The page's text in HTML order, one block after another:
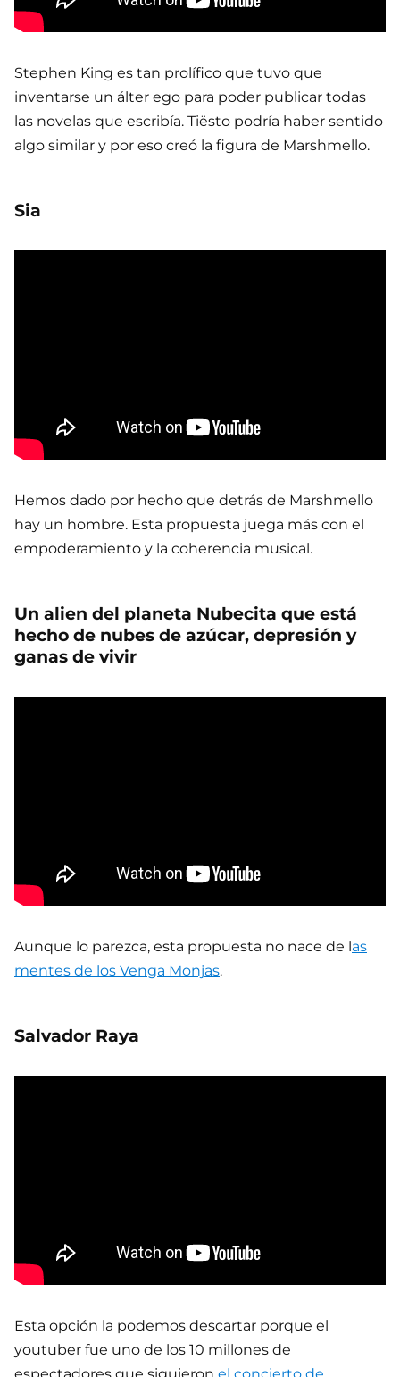
Stephen King es tan prolífico que tuvo que
inventarse un álter ego para poder publicar todas
las novelas que escribía. Tiësto podría haber sentido
algo similar y por eso creó la figura de Marshmello.
Sia
Hemos dado por hecho que detrás de Marshmello
hay un hombre. Esta propuesta juega más con el
empoderamiento y la coherencia musical.
Un alien del planeta Nubecita que está
hecho de nubes de azúcar, depresión y
ganas de vivir
Aunque lo parezca, esta propuesta no nace de l as
mentes de los Venga Monjas.
Salvador Raya
Esta opción la podemos descartar porque el
youtuber fue uno de los 10 millones de